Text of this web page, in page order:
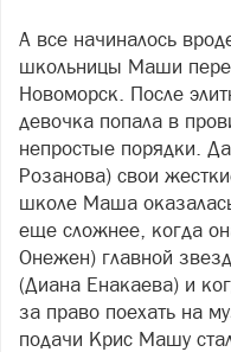
А все начиналось
школьницы Маши
Новоморск. После
девочка попала в
непростые порядки.
Розанова) свои
школе Маша
еще сложнее, когда
Онежен) главной
(Диана Енакаева) и
за право поехать на
подачи Крис Машу